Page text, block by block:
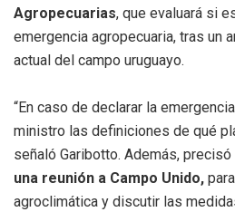
Agropecuarias, que evaluará si
emergencia agropecuaria, tras un
actual del campo uruguayo.
“En caso de declarar la
ministro las definiciones de qué
señaló Garibotto. Además,
una reunión a Campo Unido,
agroclimática y discutir las